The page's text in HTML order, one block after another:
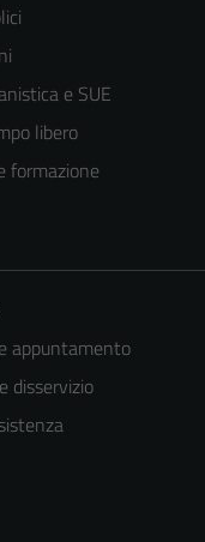
e SUE
libero
formazione
appuntamento
disservizio